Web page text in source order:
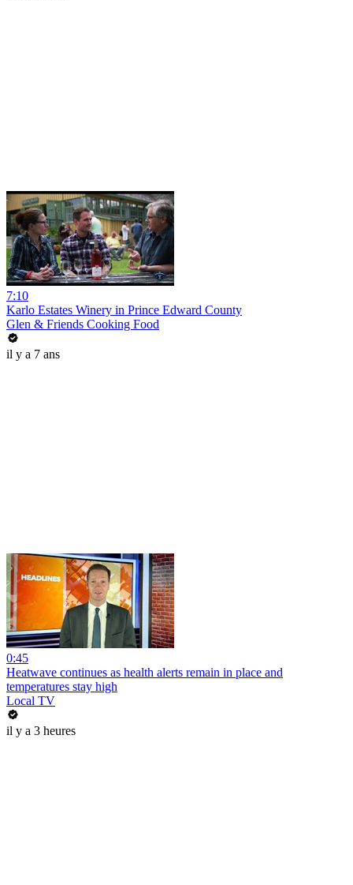
7:10
Karlo Estates Winery in Prince Edward County
Glen & Friends Cooking Food
il y a 7 ans
0:45
Heatwave continues as health alerts remain in place and
temperatures stay high
Local TV
il y a 3 heures